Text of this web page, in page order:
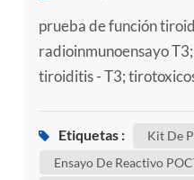
prueba de función
radioinmunoensayo
tiroiditis - T3;
tiroidea. que juega un
Etiquetas :
Kit De
Ensayo De Reactivo